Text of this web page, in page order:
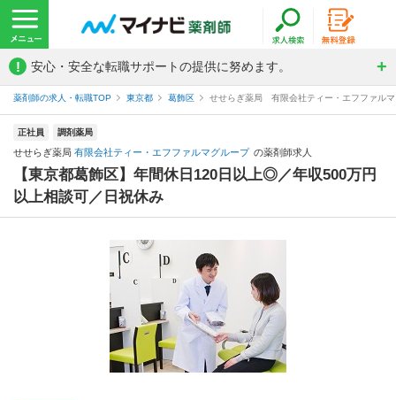
! 安心・安全な転職サポートの提供に努めます。
薬剤師の求人・転職TOP 東京都 葛飾区 せせらぎ薬局 有限会社ティー・エフファル
正社員 調剤薬局
せせらぎ薬局 有限会社ティー・エフファルマグループ の薬剤師求人
【東京都葛飾区】年間休日120日以上◎／年収500万円
以上相談可／日祝休み